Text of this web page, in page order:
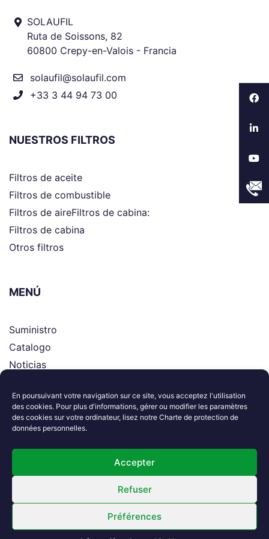
En poursuivant votre navigation sur ce site, vous acceptez l'utilisation
des cookies. Pour plus d'informations, gérer ou modifier les paramètres
des cookies sur votre ordinateur, lisez notre Charte de protection de
données personnelles.
Accepter
Refuser
Préférences
SOLAUFIL
Ruta de Soissons, 82
60800 Crepy-en-Valois - Francia
solaufil@solaufil.com
+33 3 44 94 73 00
NUESTROS FILTROS
Filtros de aceite
Filtros de combustible
Filtros de aireFiltros de cabina:
Filtros de cabina
Otros filtros
MENÚ
Suministro
Catalogo
Noticias
El grupo
Contacto
Síguenos
2024. All Rights Reserved. Performed By